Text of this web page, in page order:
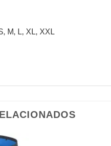
M‚ L‚ XL‚ XXL